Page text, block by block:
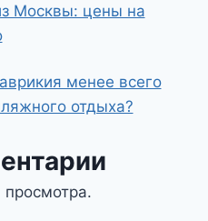
Москвы: цены на
менее всего
отдыха?